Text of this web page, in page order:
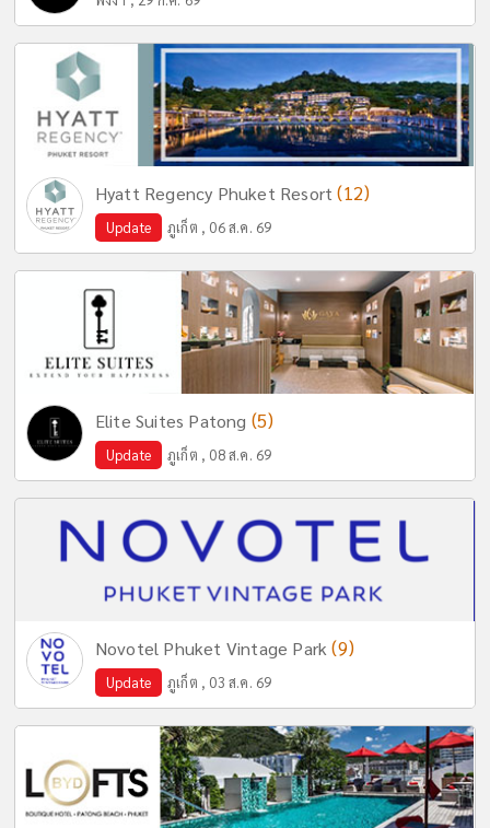
Hyatt Regency Phuket Resort(12)
Update ภูเก็ต , 06 ส.ค. 69
Elite Suites Patong (5)
Update ภูเก็ต , 08 ส.ค. 69
Novotel Phuket Vintage Park(9)
Update ภูเก็ต , 03 ส.ค. 69